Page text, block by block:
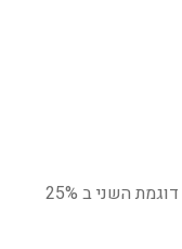
השני ב 25%